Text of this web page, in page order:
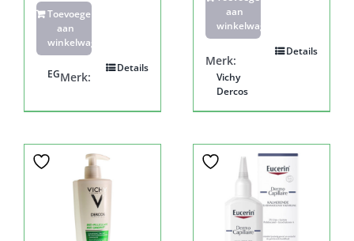
Toevoegen
aan
winkelwagen
Details
Merk:
EG
aan
winkelwagen
Details
Merk:
Vichy
Dercos